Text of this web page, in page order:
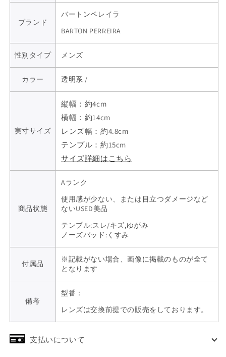
ブランド
バートンペレイラ
BARTON PERREIRA
性別タイプ メンズ
カラー 透明系 /
実寸サイズ
縦幅：約4cm
横幅：約14cm
レンズ幅：約4.8cm
テンプル：約15cm
サイズ詳細はこちら
商品状態
Aランク
使用感が少ない、または目立つダメージなど
ないUSED美品
テンプル:スレ/キズ,ゆがみ
ノーズパッド:くすみ
付属品
※記載がない場合、画像に掲載のものが全て
となります
備考
型番：
レンズは交換前提での販売をしております。
支払いについて